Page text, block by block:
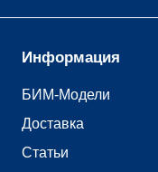
Информация
БИМ-Модели
Доставка
Статьи